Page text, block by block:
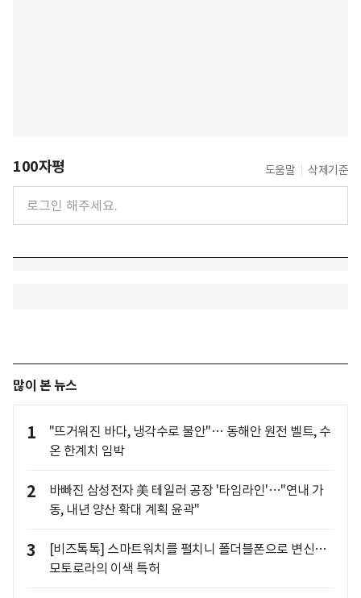
100자평 도움말 삭제기준
많이 본 뉴스
1
"뜨거워진 바다, 냉각수로 불안"… 동해안 원전 벨트, 수
온 한계치 임박
2
바빠진 삼성전자 美 테일러 공장 '타임라인'…"연내 가
동, 내년 양산 확대 계획 윤곽"
3
[비즈톡톡] 스마트워치를 펼치니 폴더블폰으로 변신…
모토로라의 이색 특허